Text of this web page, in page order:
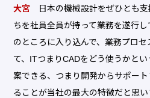
大宮 日本の機械設計をぜひとも
ちを社員全員が持って業務を遂行
のところに入り込んで、業務プロ
て、ITつまりCADをどう使うかと
案できる、つまり開発からサポー
ることが当社の最大の特徴だと思